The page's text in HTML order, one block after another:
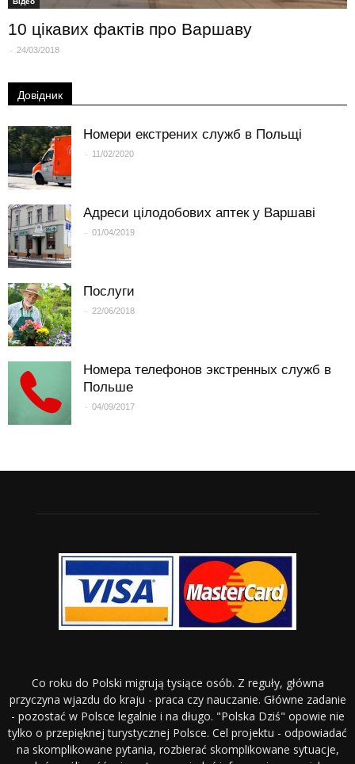
10 цікавих фактів про Варшаву
- 24/03/2018
Довідник
Номери екстрених служб в Польщі
- 11/02/2020
Адреси цілодобових аптек у Варшаві
- 01/04/2019
Послуги
- 22/06/2018
Номера телефонов экстренных служб в
Польше
- 04/09/2017
Co roku do Polski migrują tysiące osób. Z reguły, główna
przyczyna wjazdu do kraju - praca czy nauczanie. Główne zadanie
- pozostać w Polsce legalnie i na długo. "Polska Dziś" opowie nie
tylko o przepięknej turystycznej Polsce. Cel projektu - odpowiadać
na skomplikowane pytania, rozbierać skomplikowane sytuacje,